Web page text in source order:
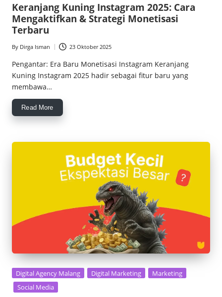
Keranjang Kuning Instagram 2025: Cara
Mengaktifkan & Strategi Monetisasi
Terbaru
Posted
by
By Dirga Isman 23 Oktober 2025
Pengantar: Era Baru Monetisasi Instagram Keranjang
Kuning Instagram 2025 hadir sebagai fitur baru yang
membawa…
Read More
Posted
in
Digital Agency Malang Digital Marketing
Marketing
Social Media